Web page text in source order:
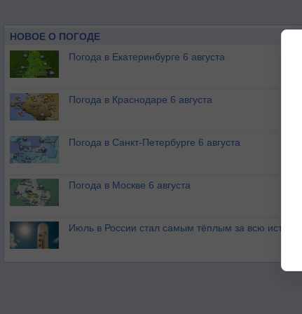
НОВОЕ О ПОГОДЕ
Погода в Екатеринбурге 6 августа
Погода в Краснодаре 6 августа
Погода в Санкт-Петербурге 6 августа
Погода в Москве 6 августа
Июль в России стал самым тёплым за всю историю